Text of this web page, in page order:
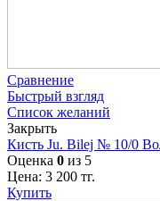
Сравнение
Быстрый взгляд
Список желаний
Закрыть
Кисть Ju. Bilej № 10/0
Оценка 0 из 5
Цена: 3 200 тг.
Купить